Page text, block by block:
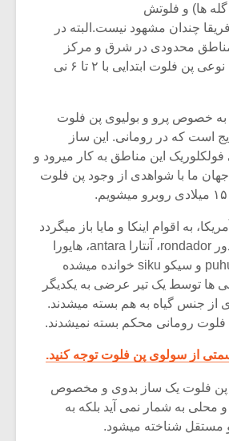
ها) و فلوتش
چندان مشهود نیست.البته در
محدودی در شرق و مرکز
آفریقا مانند اوگاندا، نوعی پن فلوت ابتدایی با ۲ تا ۶ نی
به خصوص پرو و بولیوی پن فلوت
است که در رومانی. این ساز
این مناطق به کار میرود و
ما با شواهدی از وجود پن فلوت
به اقوام اینکا و مایا باز میگردد
که به نامهای روندادور rondador، آنتارا antara، هایورا
hauyra، پوهورا puhura و سیکو siku خوانده میشده
ها توسط یک تیر عرضی به یکدیگر
از جنس گیاه به هم بسته میشدند.
پن فلوت رومانی محکم بسته نمیشدند.
از سولوی پن فلوت توجه کنید.
پن فلوت یک ساز بدوی و مخصوص
محلی به شمار نمی آید بلکه به
مستقل شناخته میشود.